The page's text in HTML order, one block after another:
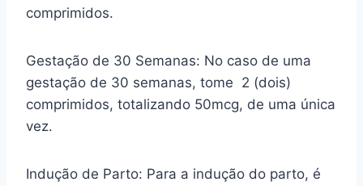
comprimidos.
Gestação de 30 Semanas: No caso de uma
gestação de 30 semanas, tome 2 (dois)
comprimidos, totalizando 50mcg, de uma única
vez.
Indução de Parto: Para a indução do parto, é